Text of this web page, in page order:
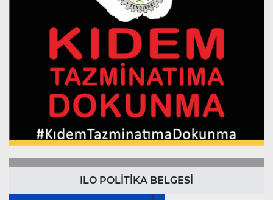
ILO POLİTİKA BELGESİ